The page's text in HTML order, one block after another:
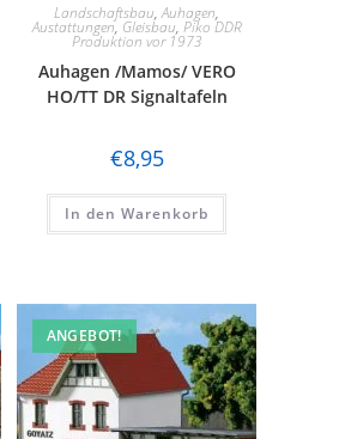
Landschaftsbau,Auhagen,
Austattungen, Gleisbau, Piko DDR
Produktion vor 1973
Auhagen /Mamos/ VERO
HO/TT DR Signaltafeln
€8,95
In den Warenkorb
ANGEBOT!